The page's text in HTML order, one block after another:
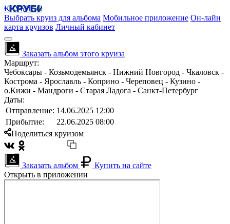
КРУБИСС
Выбрать круиз для альбома Мобильное приложение Он-лайн
карта круизов Личный кабинет
Заказать альбом этого круиза
Маршрут:
Чебоксары - Козьмодемьянск - Нижний Новгород - Чкаловск -
Кострома - Ярославль - Коприно - Череповец - Кузино -
о.Кижи - Мандроги - Старая Ладога - Санкт-Петербург
Даты:
Отправление: 14.06.2025 12:00
Прибытие:
22.06.2025 08:00
Поделиться круизом
Заказать альбом
Купить на сайте
Открыть в приложении